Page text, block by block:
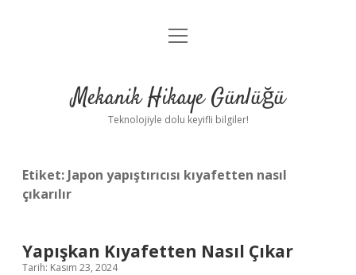
Anasayfa
Yasal Uyarı
menüyü
Mekanik Hikaye Günlüğü
Teknolojiyle dolu keyifli bilgiler!
Etiket: Japon yapıştırıcısı kıyafetten nasıl
çıkarılır
Yapışkan Kıyafetten Nasıl Çıkar
Tarih: Kasım 23, 2024